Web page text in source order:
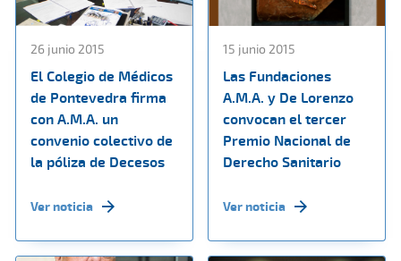
26 junio 2015
El Colegio de Médicos
de Pontevedra firma
con A.M.A. un
convenio colectivo de
la póliza de Decesos
Ver noticia
15 junio 2015
Las Fundaciones
A.M.A. y De Lorenzo
convocan el tercer
Premio Nacional de
Derecho Sanitario
Ver noticia